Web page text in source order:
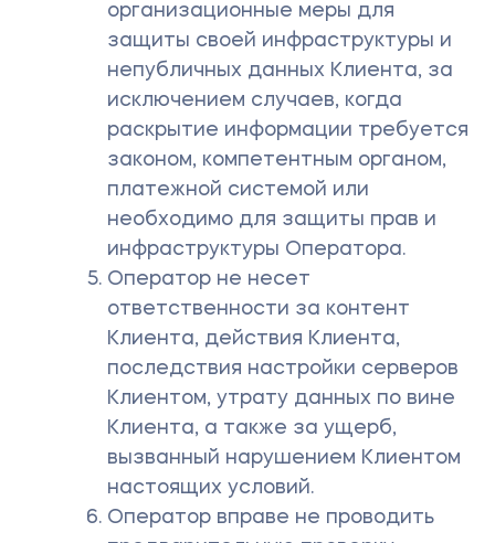
организационные меры для
защиты своей инфраструктуры и
непубличных данных Клиента, за
исключением случаев, когда
раскрытие информации требуется
законом, компетентным органом,
платежной системой или
необходимо для защиты прав и
инфраструктуры Оператора.
Оператор не несет
ответственности за контент
Клиента, действия Клиента,
последствия настройки серверов
Клиентом, утрату данных по вине
Клиента, а также за ущерб,
вызванный нарушением Клиентом
настоящих условий.
Оператор вправе не проводить